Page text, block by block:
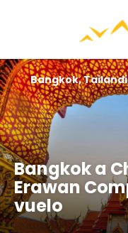
Bangkok a
Erawan
vuelo
Bangkok,